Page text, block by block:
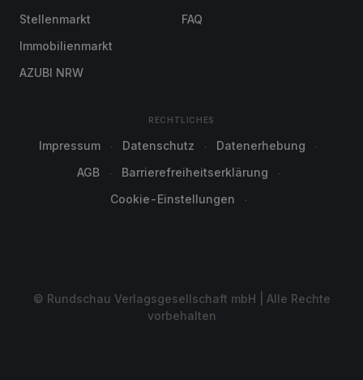
Stellenmarkt
Immobilienmarkt
AZUBI NRW
FAQ
RECHTLICHES
Impressum Datenschutz
Datenerhebung
AGB
Barrierefreiheitserklärung
Cookie-Einstellungen
© Rundschau Verlagsgesellschaft mbH | Alle Rechte
vorbehalten